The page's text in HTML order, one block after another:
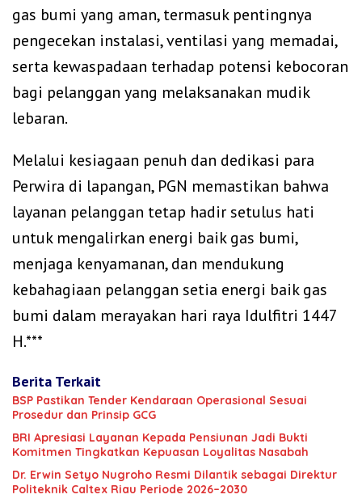
gas bumi yang aman, termasuk pentingnya
pengecekan instalasi, ventilasi yang memadai,
serta kewaspadaan terhadap potensi kebocoran
bagi pelanggan yang melaksanakan mudik
lebaran.
Melalui kesiagaan penuh dan dedikasi para
Perwira di lapangan, PGN memastikan bahwa
layanan pelanggan tetap hadir setulus hati
untuk mengalirkan energi baik gas bumi,
menjaga kenyamanan, dan mendukung
kebahagiaan pelanggan setia energi baik gas
bumi dalam merayakan hari raya Idulfitri 1447
H.***
Berita Terkait
BSP Pastikan Tender Kendaraan Operasional Sesuai
Prosedur dan Prinsip GCG
BRI Apresiasi Layanan Kepada Pensiunan Jadi Bukti
Komitmen Tingkatkan Kepuasan Loyalitas Nasabah
‎Dr. Erwin Setyo Nugroho Resmi Dilantik sebagai Direktur
Politeknik Caltex Riau Periode 2026–2030